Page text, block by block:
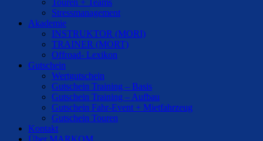
Touren + Teams
Stressmanagement
Akademie
INSTRUKTOR (MORI)
TRAINER (MORT)
Offroad- Lexikon
Gutschein
Wertgutschein
Gutschein Training – Basis
Gutschein Training – Aufbau
Gutschein Fahr-Event + Mietfahrzeug
Gutschein Touren
Kontakt
Über MARKOM